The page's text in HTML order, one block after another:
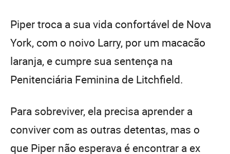
Piper troca a sua vida confortável de Nova
York, com o noivo Larry, por um macacão
laranja, e cumpre sua sentença na
Penitenciária Feminina de Litchfield.
Para sobreviver, ela precisa aprender a
conviver com as outras detentas, mas o
que Piper não esperava é encontrar a ex